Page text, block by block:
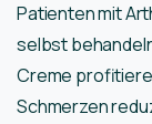
Patienten mit
selbst
Creme
Schmerzen